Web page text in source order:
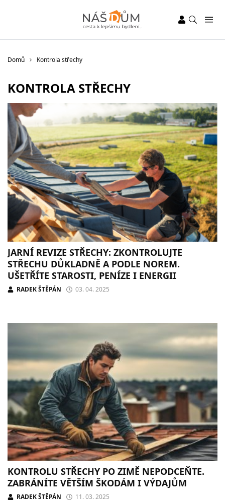
Domů Kontrola střechy
KONTROLA STŘECHY
JARNÍ REVIZE STŘECHY: ZKONTROLUJTE
STŘECHU DŮKLADNĚ A PODLE NOREM.
UŠETŘÍTE STAROSTI, PENÍZE I ENERGII
RADEK ŠTĚPÁN 03. 04. 2025
KONTROLU STŘECHY PO ZIMĚ NEPODCEŇTE.
ZABRÁNÍTE VĚTŠÍM ŠKODÁM I VÝDAJŮM
RADEK ŠTĚPÁN 11. 03. 2025